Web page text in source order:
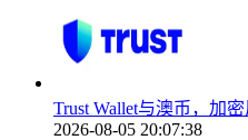
Trust Wallet与澳币，加
2026-08-05 20:07:38